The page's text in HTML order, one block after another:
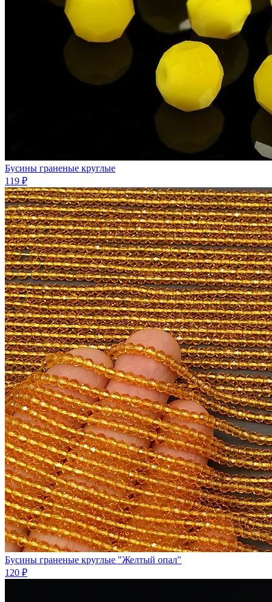
Бусины граненые круглые
119 ₽
Бусины граненые круглые "Желтый опал"
120 ₽